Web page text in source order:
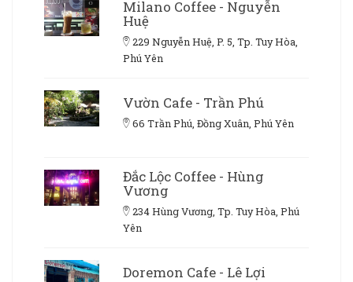
Milano Coffee - Nguyễn
Huệ
229 Nguyễn Huệ, P. 5, Tp. Tuy Hòa,
Phú Yên
Vườn Cafe - Trần Phú
66 Trần Phú, Đồng Xuân, Phú Yên
Đắc Lộc Coffee - Hùng
Vương
234 Hùng Vương, Tp. Tuy Hòa, Phú
Yên
Doremon Cafe - Lê Lợi